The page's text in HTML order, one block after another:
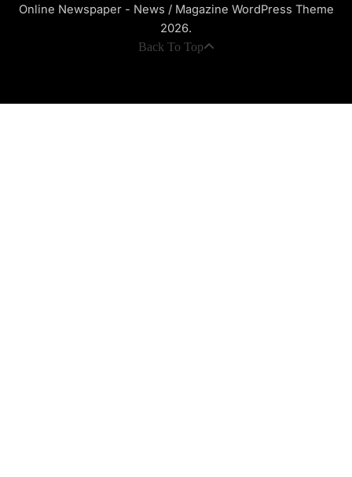
Online Newspaper - News / Magazine WordPress Theme
2026.
Back To Top